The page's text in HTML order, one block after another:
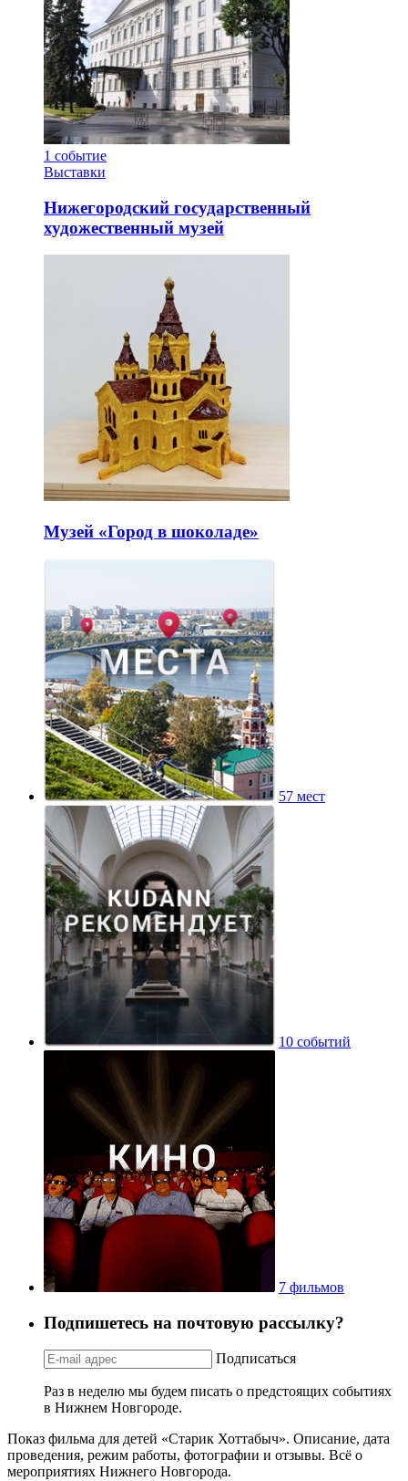
1 событие
Выставки
Нижегородский государственный
художественный музей
Музей «Город в шоколаде»
57 мест
10 событий
7 фильмов
Подпишетесь на почтовую рассылку?
Подписаться
Раз в неделю мы будем писать о предстоящих событиях
в Нижнем Новгороде.
Показ фильма для детей «Старик Хоттабыч». Описание, дата
проведения, режим работы, фотографии и отзывы. Всё о
мероприятиях Нижнего Новгорода.